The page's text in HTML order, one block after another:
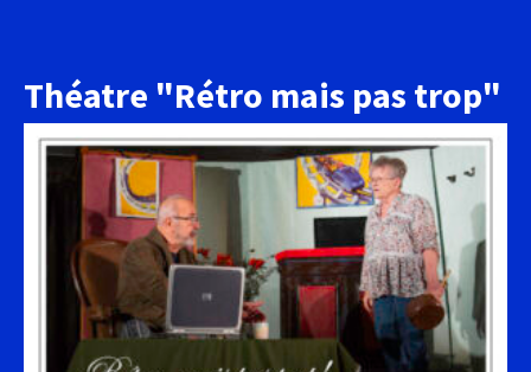
Théatre "Rétro mais pas trop"